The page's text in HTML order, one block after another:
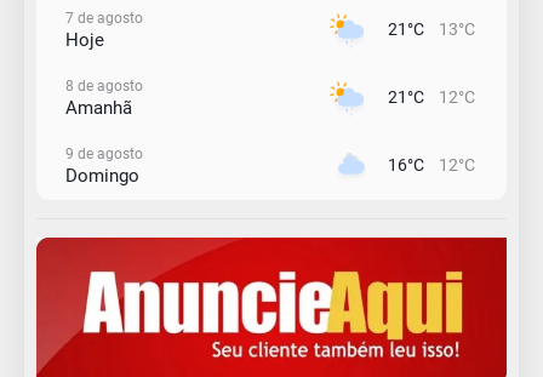
7 de agosto
Hoje 21°C 13°C
8 de agosto
Amanhã 21°C 12°C
9 de agosto
Domingo 16°C 12°C
Segunda-Feira
11 de agosto
Terça-Feira